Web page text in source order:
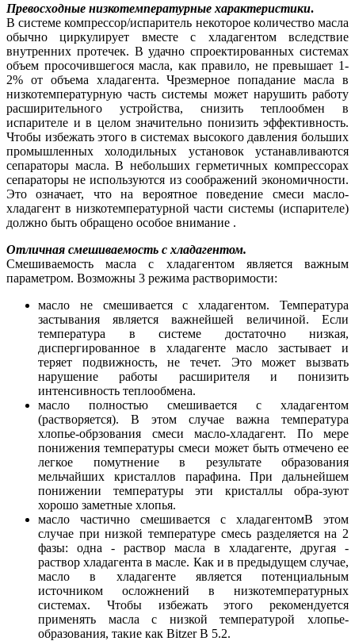
Превосходные низкотемпературные характеристики.
В системе компрессор/испаритель некоторое количество масла
обычно циркулирует вместе с хладагентом вследствие
внутренних протечек. В удачно спроектированных системах
объем просочившегося масла, как правило, не превышает 1-
2% от объема хладагента. Чрезмерное попадание масла в
низкотемпературную часть системы может нарушить работу
расширительного устройства, снизить теплообмен в
испарителе и в целом значительно понизить эффективность.
Чтобы избежать этого в системах высокого давления больших
промышленных холодильных установок устанавливаются
сепараторы масла. В небольших герметичных компрессорах
сепараторы не используются из соображений экономичности.
Это означает, что на вероятное поведение смеси масло-
хладагент в низкотемпературной части системы (испарителе)
должно быть обращено особое внимание .
Отличная смешиваемость с хладагентом.
Смешиваемость масла с хладагентом является важным
параметром. Возможны 3 режима растворимости:
масло не смешивается с хладагентом. Температура
застывания является важнейшей величиной. Если
температура в системе достаточно низкая,
диспергированное в хладагенте масло застывает и
теряет подвижность, не течет. Это может вызвать
нарушение работы расширителя и понизить
интенсивность теплообмена.
масло полностью смешивается с хладагентом
(растворяется). В этом случае важна температура
хлопье-обрзования смеси масло-хладагент. По мере
понижения температуры смеси может быть отмечено ее
легкое помутнение в результате образования
мельчайших кристаллов парафина. При дальнейшем
понижении температуры эти кристаллы обра-зуют
хорошо заметные хлопья.
масло частично смешивается с хладагентомВ этом
случае при низкой температуре смесь разделяется на 2
фазы: одна - раствор масла в хладагенте, другая -
раствор хладагента в масле. Как и в предыдущем случае,
масло в хладагенте является потенциальным
источником осложнений в низкотемпературных
системах. Чтобы избежать этого рекомендуется
применять масла с низкой температурой хлопье-
образования, такие как Bitzer B 5.2.